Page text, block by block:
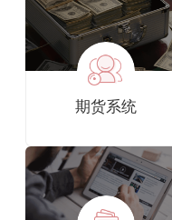
期货系统